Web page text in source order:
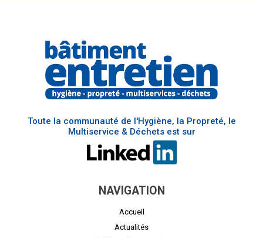
Toute la communauté de l'Hygiène, la Propreté, le
Multiservice & Déchets est sur
NAVIGATION
Accueil
Actualités